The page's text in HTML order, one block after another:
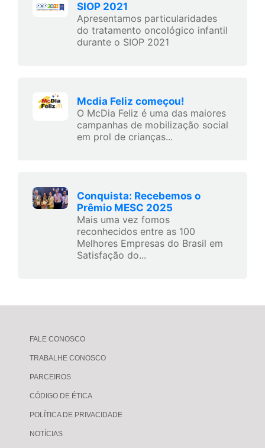
SIOP 2021
Apresentamos particularidades
do tratamento oncológico infantil
durante o SIOP 2021
Mcdia Feliz começou!
O McDia Feliz é uma das maiores
campanhas de mobilização social
em prol de crianças...
Conquista: Recebemos o
Prêmio MESC 2025
Mais uma vez fomos
reconhecidos entre as 100
Melhores Empresas do Brasil em
Satisfação do...
FALE CONOSCO
TRABALHE CONOSCO
PARCEIROS
CÓDIGO DE ÉTICA
POLÍTICA DE PRIVACIDADE
NOTÍCIAS